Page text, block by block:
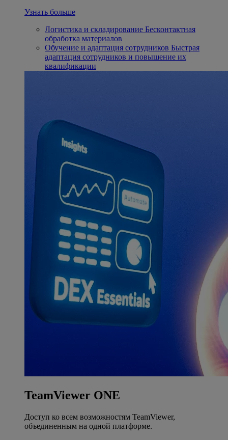
Узнать больше
Логистика и складирование Бесконтактная
обработка материалов
Обучение и адаптация сотрудников Быстрая
адаптация сотрудников и повышение их
квалификации
TeamViewer ONE
Доступ ко всем возможностям TeamViewer,
объединенным на одной платформе.